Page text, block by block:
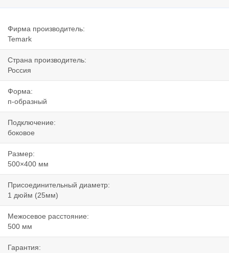
Фирма производитель:
Temark
Страна производитель:
Россия
Форма:
п-образный
Подключение:
боковое
Размер:
500×400 мм
Присоединительный диаметр:
1 дюйм (25мм)
Межосевое расстояние:
500 мм
Гарантия: